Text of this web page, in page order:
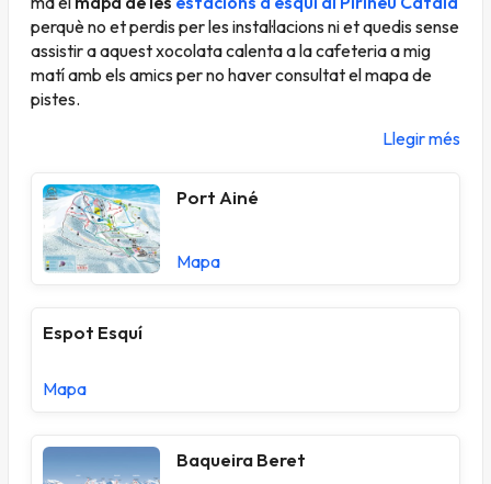
perquè no et perdis per les instal·lacions ni et quedis sense
assistir a aquest xocolata calenta a la cafeteria a mig
matí amb els amics per no haver consultat el mapa de
pistes.
Llegir més
Port Ainé
Mapa
Espot Esquí
Mapa
Baqueira Beret